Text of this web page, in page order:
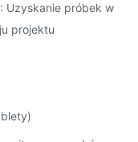
: Uzyskanie próbek w
projektu